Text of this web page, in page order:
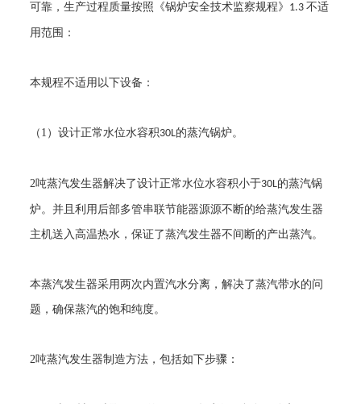
可靠，生产过程质量按照《锅炉安全技术监察规程》 1.3不适
用范围：
本规程不适用以下设备：
（ 1 ）设计正常水位水容积30L的蒸汽锅炉。
2吨蒸汽发生器解决了设计正常水位水容积小于30L的蒸汽锅
炉。并且利用后部多管串联节能器源源不断的给蒸汽发生器
主机送入高温热水，保证了蒸汽发生器不间断的产出蒸汽。
本蒸汽发生器采用两次内置汽水分离，解决了蒸汽带水的问
题，确保蒸汽的饱和纯度。
2吨蒸汽发生器制造方法，包括如下步骤：